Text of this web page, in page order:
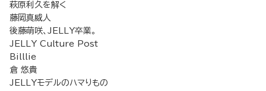
萩原利久を解く
藤岡真威人
後藤萌咲、JELLY卒業。
JELLY Culture Post
Billlie
倉 悠貴
JELLYモデルのハマりもの